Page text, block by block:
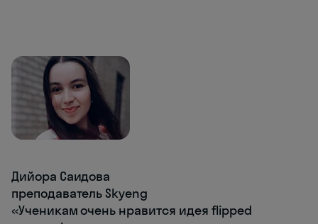
Дийора Саидова
преподаватель Skyeng
«Ученикам очень нравится идея flipped